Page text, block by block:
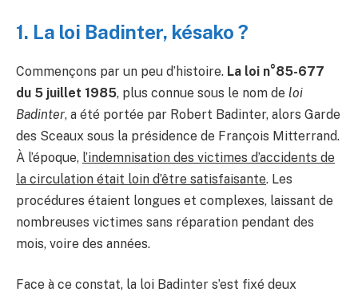
1. La loi Badinter, késako ?
Commençons par un peu d’histoire. La loi n°85-677
du 5 juillet 1985, plus connue sous le nom de loi
Badinter, a été portée par Robert Badinter, alors Garde
des Sceaux sous la présidence de François Mitterrand.
À l’époque, l’indemnisation des victimes d’accidents de
la circulation était loin d’être satisfaisante. Les
procédures étaient longues et complexes, laissant de
nombreuses victimes sans réparation pendant des
mois, voire des années.
Face à ce constat, la loi Badinter s’est fixé deux